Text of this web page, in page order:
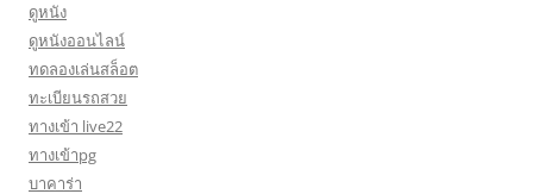
ดูหนัง
ดูหนังออนไลน์
ทดลองเล่นสล็อต
ทะเบียนรถสวย
ทางเข้า live22
ทางเข้าpg
บาคาร่า